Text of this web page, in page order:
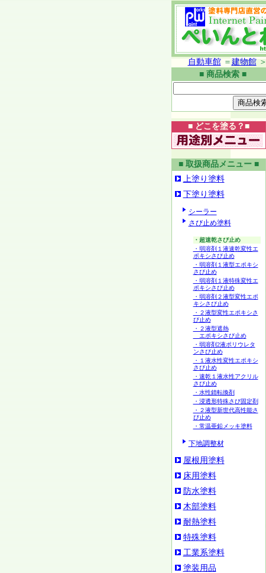
自動車館＝ 建物館＞
■ 商品検索 ■
■ どこを塗る？■
■ 取扱商品メニュー ■
上塗り塗料
下塗り塗料
シーラー
さび止め塗料
・超速乾さび止め
・弱溶剤１液速乾変性エ
ポキシさび止め
・弱溶剤１液型エポキシ
さび止め
・弱溶剤１液特殊変性エ
ポキシさび止め
・弱溶剤２液型変性エポ
キシさび止め
・２液型変性エポキシさ
び止め
・２液型遮熱
エポキシさび止め
・弱溶剤2液ポリウレタ
ンさび止め
・１液水性変性エポキシ
さび止め
・速乾１液水性アクリル
さび止め
・水性錆転換剤
・浸透形特殊さび固定剤
・２液型新世代高性能さ
び止め
・常温亜鉛メッキ塗料
下地調整材
屋根用塗料
床用塗料
防水塗料
木部塗料
耐熱塗料
特殊塗料
工業系塗料
塗装用品